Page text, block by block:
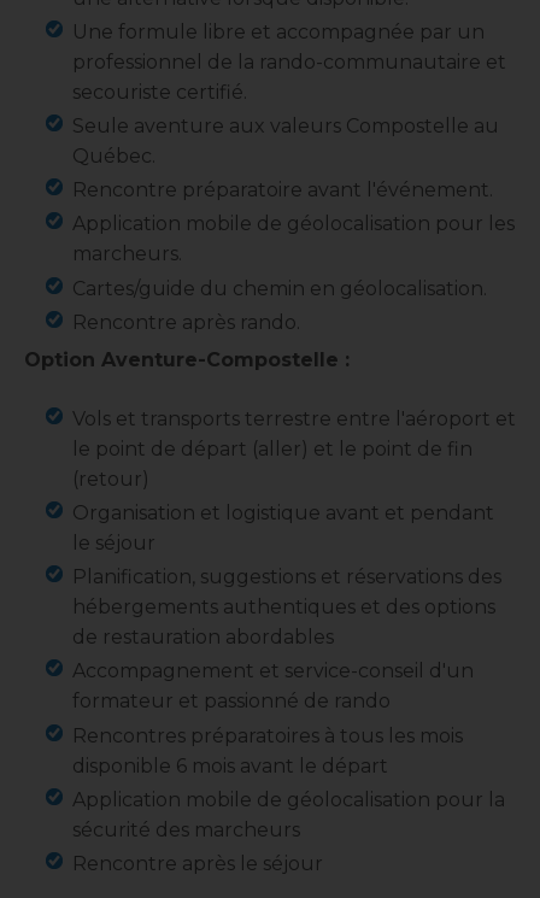
Une formule libre et accompagnée par un
professionnel de la rando-communautaire et
secouriste certifié.
Seule aventure aux valeurs Compostelle au
Québec.
Rencontre préparatoire avant l'événement.
Application mobile de géolocalisation pour les
marcheurs.
Cartes/guide du chemin en géolocalisation.
Rencontre après rando.
Option Aventure-Compostelle :
Vols et transports terrestre entre l'aéroport et
le point de départ (aller) et le point de fin
(retour)
Organisation et logistique avant et pendant
le séjour
Planification, suggestions et réservations des
hébergements authentiques et des options
de restauration abordables
Accompagnement et service-conseil d'un
formateur et passionné de rando
Rencontres préparatoires à tous les mois
disponible 6 mois avant le départ
Application mobile de géolocalisation pour la
sécurité des marcheurs
Rencontre après le séjour